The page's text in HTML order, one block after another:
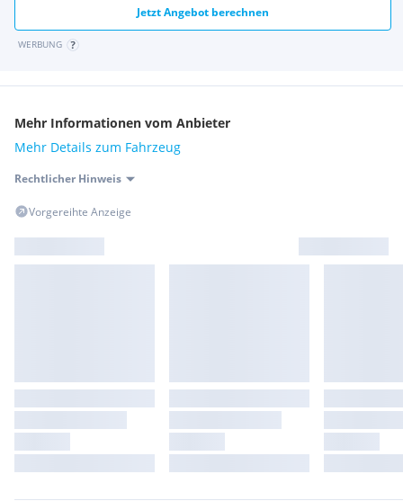
Jetzt Angebot berechnen
WERBUNG
Mehr Informationen vom Anbieter
Mehr Details zum Fahrzeug
Rechtlicher Hinweis
Vorgereihte Anzeige